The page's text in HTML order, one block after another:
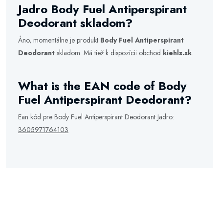
Jadro Body Fuel Antiperspirant
Deodorant skladom?
Áno, momentálne je produkt Body Fuel Antiperspirant
Deodorant skladom. Má tiež k dispozícii obchod kiehls.sk.
What is the EAN code of Body
Fuel Antiperspirant Deodorant?
Ean kód pre Body Fuel Antiperspirant Deodorant Jadro:
3605971764103